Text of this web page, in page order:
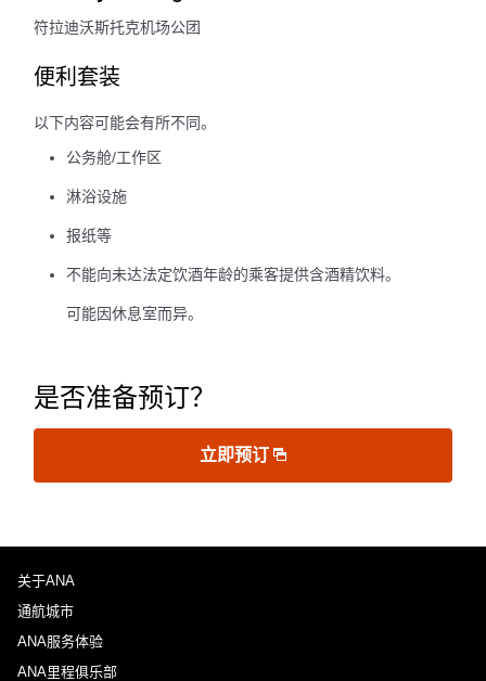
符拉迪沃斯托克机场公团
便利套装
以下内容可能会有所不同。
公务舱/工作区
淋浴设施
报纸等
不能向未达法定饮酒年龄的乘客提供含酒精饮料。
可能因休息室而异。
是否准备预订？
立即预订
关于ANA
通航城市
ANA服务体验
ANA里程俱乐部